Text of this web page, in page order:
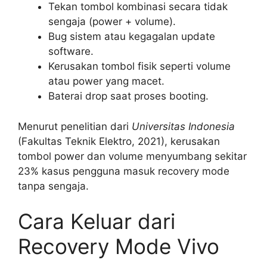
Tekan tombol kombinasi secara tidak
sengaja (power + volume).
Bug sistem atau kegagalan update
software.
Kerusakan tombol fisik seperti volume
atau power yang macet.
Baterai drop saat proses booting.
Menurut penelitian dari Universitas Indonesia
(Fakultas Teknik Elektro, 2021), kerusakan
tombol power dan volume menyumbang sekitar
23% kasus pengguna masuk recovery mode
tanpa sengaja.
Cara Keluar dari
Recovery Mode Vivo